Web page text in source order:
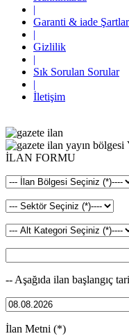
|
Garanti & iade
|
Gizlilik
|
Sık Sorulan Sorular
|
İletişim
İLAN FORMU
-- Aşağıda ilan başlangıç
İlan Metni (*)